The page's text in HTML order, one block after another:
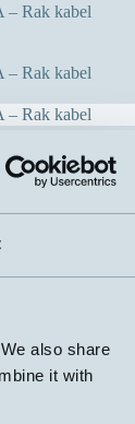
also share
it with
– Rak kabel
– Rak kabel
– Rak kabel
A – Rak kabel
– Rak kabel
– Rak kabel
A – Rak kabel